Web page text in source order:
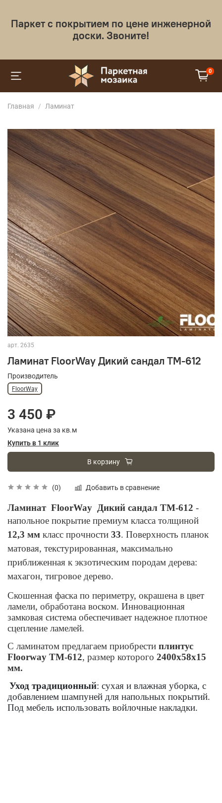
Паркет с покрытием по цене инженерной
доски. Звоните!
0
Главная Ламинат
арт. 2635
Ламинат FloorWay Дикий сандал TM-612
(0) Добавить в сравнение
Производитель
FloorWay
3 450 ₽
Указана цена за кв.м
Купить в 1 клик
В корзину
Ламинат FloorWay Дикий сандал TM-612 -
напольное покрытие премиум класса толщиной
12,3 мм класс прочности 33. Поверхность планок
матовая, текстурированная, максимально
приближенная к экзотическим породам дерева:
махагон, тигровое дерево.
Скошенная фаска по периметру, окрашена в цвет
ламели, обработана воском. Инновационная
замковая система обеспечивает надежное плотное
сцепление ламелей.
С ламинатом предлагаем приобрести плинтус
Floorway TM-612, размер которого 2400х58х15
мм.
Уход традиционный: сухая и влажная уборка, с
добавлением шампуней для напольных покрытий.
Под мебель использовать войлочные накладки.